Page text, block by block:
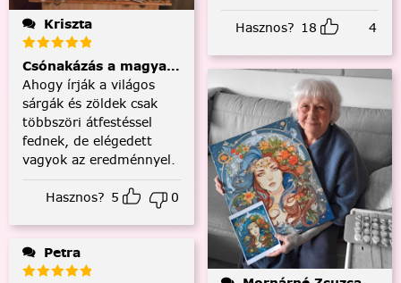
Kriszta
Csónakázás a magyar tengeren
Ahogy írják a világos
sárgák és zöldek csak
többszöri átfestéssel
fednek, de elégedett
vagyok az eredménnyel.
Hasznos? 5 0
Petra
Hasznos? 18 4